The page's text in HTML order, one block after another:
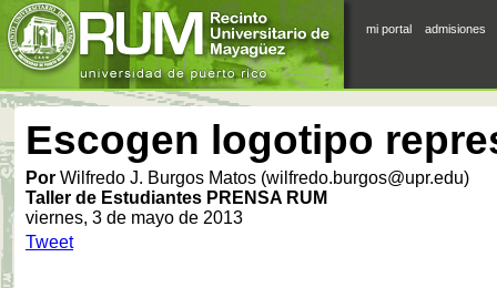
mi portal admisiones
Escogen logotipo
Por Wilfredo J. Burgos Matos (wilfredo.burgos@upr.edu)
Taller de Estudiantes PRENSA RUM
viernes, 3 de mayo de 2013
Tweet